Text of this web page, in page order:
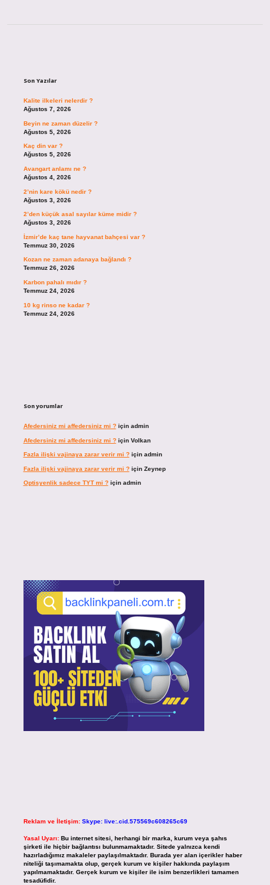
Son Yazılar
Kalite ilkeleri nelerdir ?
Ağustos 7, 2026
Beyin ne zaman düzelir ?
Ağustos 5, 2026
Kaç din var ?
Ağustos 5, 2026
Avangart anlamı ne ?
Ağustos 4, 2026
2’nin kare kökü nedir ?
Ağustos 3, 2026
2’den küçük asal sayılar küme midir ?
Ağustos 3, 2026
İzmir’de kaç tane hayvanat bahçesi var ?
Temmuz 30, 2026
Kozan ne zaman adanaya bağlandı ?
Temmuz 26, 2026
Karbon pahalı mıdır ?
Temmuz 24, 2026
10 kg rinso ne kadar ?
Temmuz 24, 2026
Son yorumlar
Afedersiniz mi affedersiniz mi ?için admin
Afedersiniz mi affedersiniz mi ?için Volkan
Fazla ilişki vajinaya zarar verir mi ?için admin
Fazla ilişki vajinaya zarar verir mi ?için Zeynep
Optisyenlik sadece TYT mi ?için admin
Reklam ve İletişim: Skype: live:.cid.575569c608265c69
Yasal Uyarı: Bu internet sitesi, herhangi bir marka, kurum veya şahıs
şirketi ile hiçbir bağlantısı bulunmamaktadır. Sitede yalnızca kendi
hazırladığımız makaleler paylaşılmaktadır. Burada yer alan içerikler haber
niteliği taşımamakta olup, gerçek kurum ve kişiler hakkında paylaşım
yapılmamaktadır. Gerçek kurum ve kişiler ile isim benzerlikleri tamamen
tesadüfidir.